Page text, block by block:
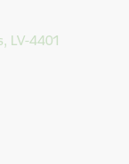
LV-4401